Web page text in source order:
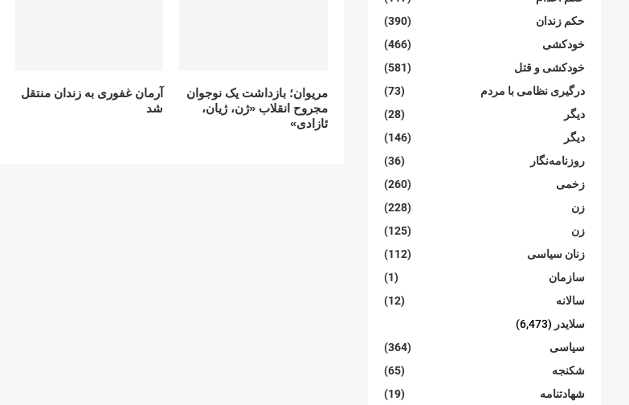
مریوان؛ بازداشت یک نوجوان
مجروح انقلاب «ژن، ژیان،
ئازادی»
آرمان غفوری بە زندان منتقل
شد
حکم زندان
(390)
خودکشی
(466)
خودکشی و قتل
(581)
درگیری نظامی با مردم
(73)
دیگر
(28)
دیگر
(146)
روزنامەنگار
(36)
زخمی
(260)
زن
(228)
زن
(125)
زنان سیاسی
(112)
سازمان
(1)
سالانە
(12)
سلایدر (6,473)
سیاسی
(364)
شکنجە
(65)
شهادتنامە
(19)